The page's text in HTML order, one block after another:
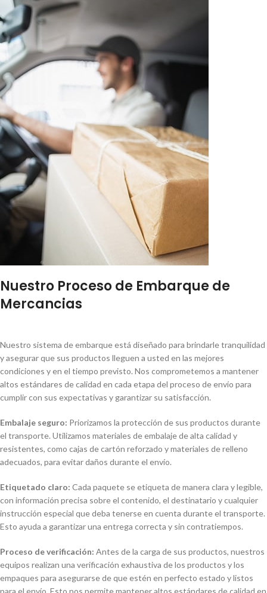
Nuestro Proceso de Embarque de
Mercancias
Nuestro sistema de embarque está diseñado para brindarle tranquilidad
y asegurar que sus productos lleguen a usted en las mejores
condiciones y en el tiempo previsto. Nos comprometemos a mantener
altos estándares de calidad en cada etapa del proceso de envío para
cumplir con sus expectativas y garantizar su satisfacción.
Embalaje seguro: Priorizamos la protección de sus productos durante
el transporte. Utilizamos materiales de embalaje de alta calidad y
resistentes, como cajas de cartón reforzado y materiales de relleno
adecuados, para evitar daños durante el envío.
Etiquetado claro: Cada paquete se etiqueta de manera clara y legible,
con información precisa sobre el contenido, el destinatario y cualquier
instrucción especial que deba tenerse en cuenta durante el transporte.
Esto ayuda a garantizar una entrega correcta y sin contratiempos.
Proceso de verificación: Antes de la carga de sus productos, nuestros
equipos realizan una verificación exhaustiva de los productos y los
empaques para asegurarse de que estén en perfecto estado y listos
para el envío. Esto nos permite mantener altos estándares de calidad en